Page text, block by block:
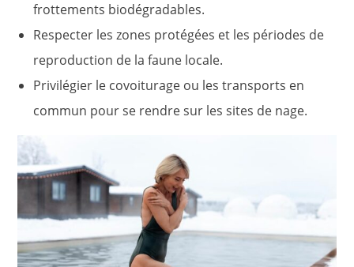
frottements biodégradables.
Respecter les zones protégées et les périodes de
reproduction de la faune locale.
Privilégier le covoiturage ou les transports en
commun pour se rendre sur les sites de nage.